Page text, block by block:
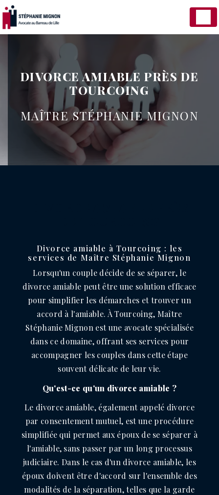
DIVORCE AMIABLE PRÈS DE
TOURCOING
MAÎTRE STÉPHANIE MIGNON
Divorce amiable à Tourcoing : les
services de Maître Stéphanie Mignon
Lorsqu'un couple décide de se séparer, le
divorce amiable peut être une solution efficace
pour simplifier les démarches et trouver un
accord à l'amiable. À Tourcoing, Maître
Stéphanie Mignon est une avocate spécialisée
dans ce domaine, offrant ses services pour
accompagner les couples dans cette étape
souvent délicate de leur vie.
Qu'est-ce qu'un divorce amiable ?
Le divorce amiable, également appelé divorce
par consentement mutuel, est une procédure
simplifiée qui permet aux époux de se séparer à
l'amiable, sans passer par un long processus
judiciaire. Dans le cas d'un divorce amiable, les
époux doivent être d'accord sur l'ensemble des
modalités de la séparation, telles que la garde
Panneau de gestion des cookies